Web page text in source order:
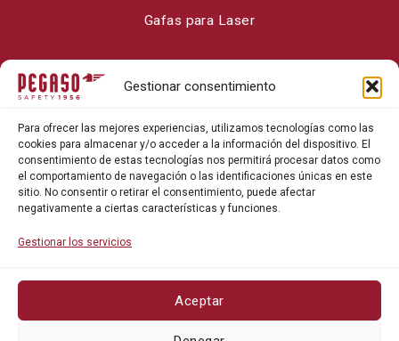
Gestionar consentimiento
Para ofrecer las mejores experiencias, utilizamos tecnologías como las
cookies para almacenar y/o acceder a la información del dispositivo. El
consentimiento de estas tecnologías nos permitirá procesar datos como
el comportamiento de navegación o las identificaciones únicas en este
sitio. No consentir o retirar el consentimiento, puede afectar
negativamente a ciertas características y funciones.
Gestionar los servicios
Aceptar
Gafas para Laser
Sobre Pegaso Safety
Blog
Política de privacidad